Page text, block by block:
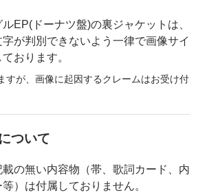
EP(ドーナツ盤)の裏ジャケットは、
が判別できないよう一律で画像サイ
おります。
すが、画像に起因するクレームはお受け付
ついて
の無い内容物（帯、歌詞カード、内
）は付属しておりません。